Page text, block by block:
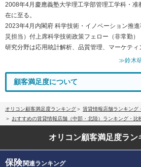
2008年4月慶應義塾大学理工学部管理工学科・
在に至る。
2023年4月内閣府 科学技術・イノベーション推
災担当）付上席科学技術政策フェロー（非常勤）
研究分野は応用統計解析、品質管理、マーケティ
≫鈴木
顧客満足度について
オリコン顧客満足度ランキング
賃貸情報店舗ランキング
おすすめの賃貸情報店舗（中部・北陸）ランキング・比
オリコン顧客満足度ラン
保険関連ランキング